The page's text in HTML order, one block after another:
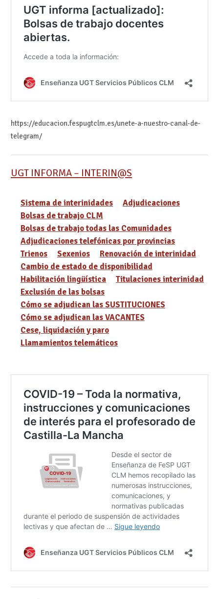
https://educacion.fespugtclm.es/unete-a-nuestro-canal-de-
telegram/
UGT INFORMA – INTERIN@S
Sistema de interinidades
Adjudicaciones
Bolsas de trabajo CLM
Bolsas de trabajo todas las Comunidades
Adjudicaciones telefónicas por provincias
Trienos
Sexenios
Renovación de interinidad
Cambio de estado de disponibilidad
Habilitación lingüística
Titulaciones interinidad
Exclusión de las bolsas
Cómo se adjudican las SUSTITUCIONES
Cómo se adjudican las VACANTES
Cese, liquidación y paro
Llamamientos telemáticos